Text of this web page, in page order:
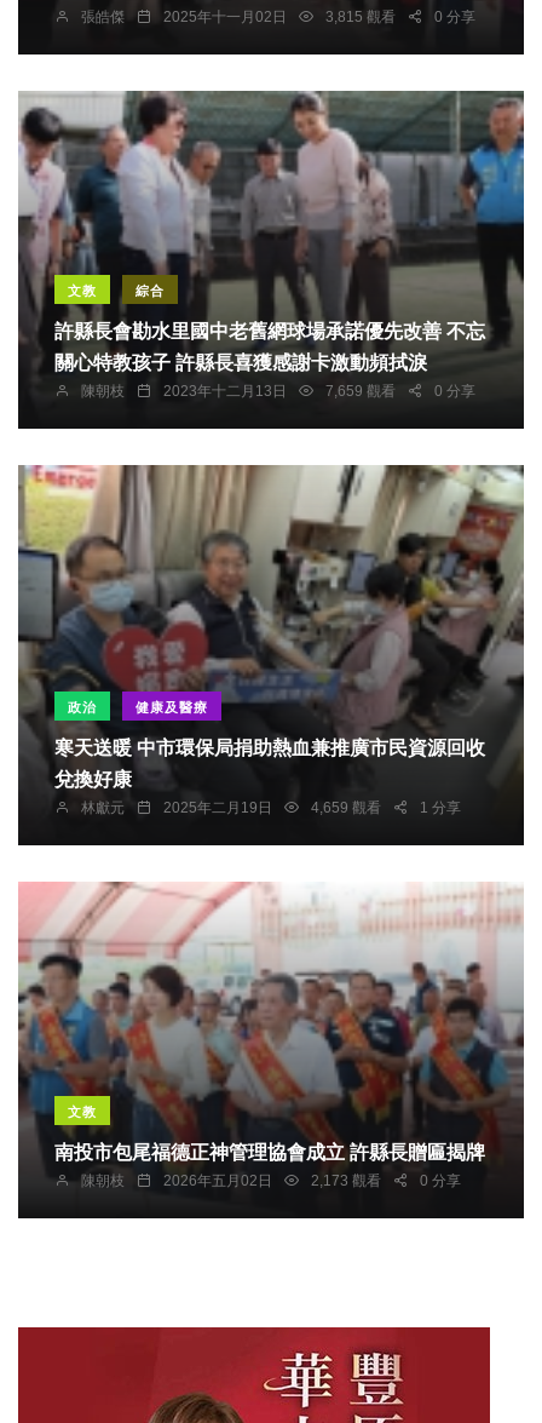
張皓傑 2025年十一月02日 3,815 觀看 0 分享
文教 綜合
許縣長會勘水里國中老舊網球場承諾優先改善 不忘
關心特教孩子 許縣長喜獲感謝卡激動頻拭淚
陳朝枝 2023年十二月13日 7,659 觀看 0 分享
政治 健康及醫療
寒天送暖 中市環保局捐助熱血兼推廣市民資源回收
兌換好康
林獻元 2025年二月19日 4,659 觀看 1 分享
文教
南投市包尾福德正神管理協會成立 許縣長贈匾揭牌
陳朝枝 2026年五月02日 2,173 觀看 0 分享